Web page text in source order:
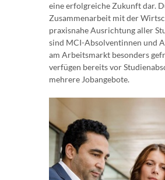
eine erfolgreiche Zukunft dar.
Zusammenarbeit mit der
praxisnahe Ausrichtung aller
sind MCI-Absolventinnen und
am Arbeitsmarkt besonders
verfügen bereits vor
mehrere Jobangebote.